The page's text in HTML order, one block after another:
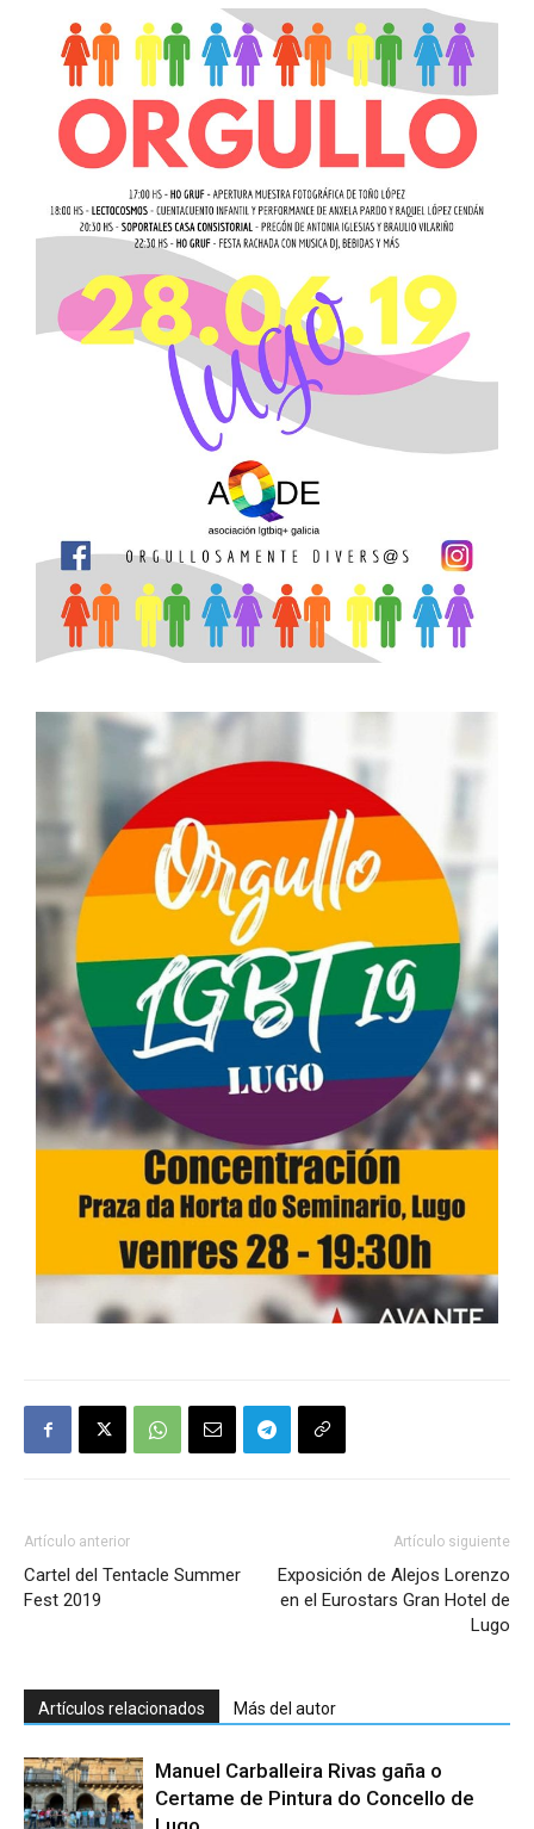
Artículo anterior
Cartel del Tentacle Summer
Fest 2019
Artículo siguiente
Exposición de Alejos Lorenzo
en el Eurostars Gran Hotel de
Lugo
Artículos relacionados Más del autor
Manuel Carballeira Rivas gaña o
Certame de Pintura do Concello de